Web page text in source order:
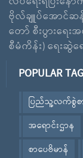
ဗိုလ်ချူပ်အောင်ဆန်
တော် စီးပွားရ
စီမံကိန်း) ရေးဆွဲရ
POPULAR
ပြည်သူ့လက်စွဲစ
အရောင်းဌာန
စာပေဗိမာန်